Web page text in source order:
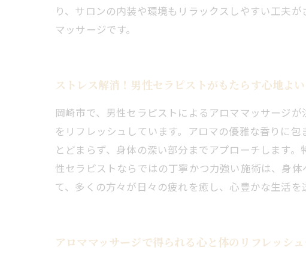
り、サロンの内装や環境もリラックスしやすい工夫
マッサージです。
ストレス解消！男性セラピストがもたらす心地よ
岡崎市で、男性セラピストによるアロママッサージ
をリフレッシュしています。アロマの優雅な香りに
とどまらず、身体の深い部分までアプローチします
性セラピストならではの丁寧かつ力強い施術は、身
て、多くの方々が日々の疲れを癒し、心豊かな生活
アロママッサージで得られる心と体のリフレッシ